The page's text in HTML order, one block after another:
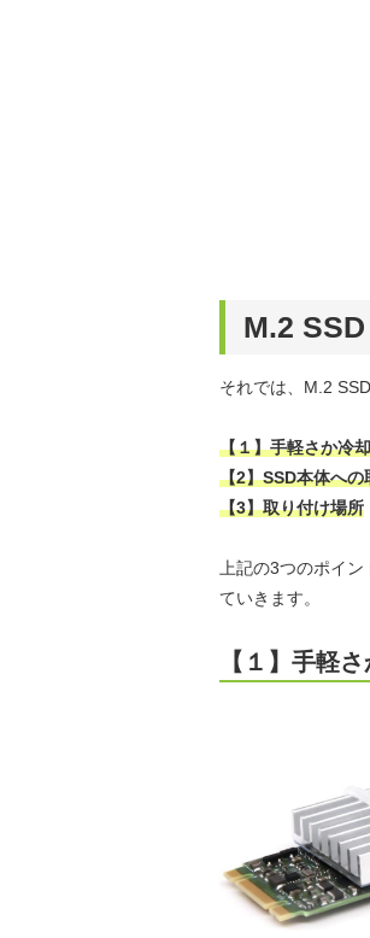
M.2
それでは、M.2
【１】手軽さか冷
【2】SSD本体への
【3】取り付け場所
上記の3つのポイ
ていきます。
【１】手軽